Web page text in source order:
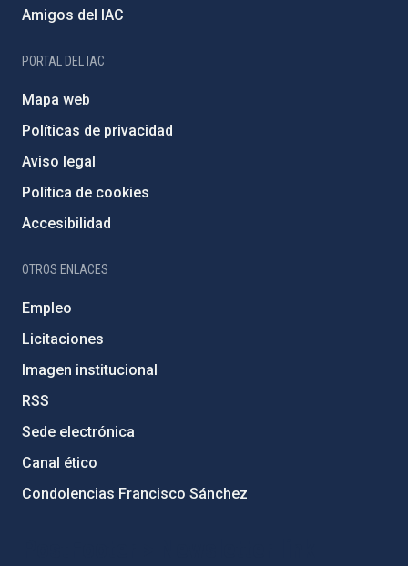
Amigos del IAC
PORTAL DEL IAC
Mapa web
Políticas de privacidad
Aviso legal
Política de cookies
Accesibilidad
OTROS ENLACES
Empleo
Licitaciones
Imagen institucional
RSS
Sede electrónica
Canal ético
Condolencias Francisco Sánchez